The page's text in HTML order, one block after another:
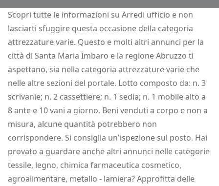
Scopri tutte le informazioni su Arredi ufficio e non
lasciarti sfuggire questa occasione della categoria
attrezzature varie. Questo e molti altri annunci per la
città di Santa Maria Imbaro e la regione Abruzzo ti
aspettano, sia nella categoria attrezzature varie che
nelle altre sezioni del portale. Lotto composto da: n. 3
scrivanie; n. 2 cassettiere; n. 1 sedia; n. 1 mobile alto a
8 ante e 10 vani a giorno. Beni venduti a corpo e non a
misura, alcune quantità potrebbero non
corrispondere. Si consiglia un'ispezione sul posto. Hai
provato a guardare anche altri annunci nelle categorie
tessile, legno, chimica farmaceutica cosmetico,
agroalimentare, metallo - lamiera? Approfitta delle